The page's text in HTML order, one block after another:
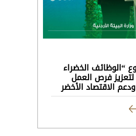
“الوظائف الخضراء
فرص العمل
الاقتصاد الأخضر